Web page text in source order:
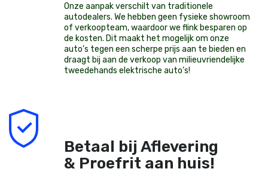
Onze aanpak verschilt van traditionele
autodealers. We hebben geen fysieke showroom
of verkoopteam, waardoor we flink besparen op
de kosten. Dit maakt het mogelijk om onze
auto’s tegen een scherpe prijs aan te bieden en
draagt bij aan de verkoop van milieuvriendelijke
tweedehands elektrische auto’s!
Betaal bij Aflevering
& Proefrit aan huis!